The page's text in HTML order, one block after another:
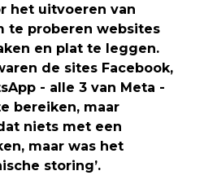
het uitvoeren van
te proberen websites
en plat te leggen.
de sites Facebook,
- alle 3 van Meta -
bereiken, maar
niets met een
maar was het
storing’.